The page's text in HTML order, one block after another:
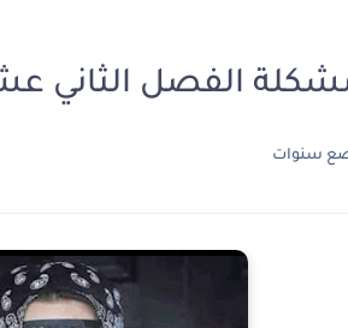
الثاني عشر 12 بقلم رحمة
سنوات